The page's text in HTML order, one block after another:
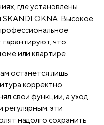
где установлены
SKANDI OKNA. Высокое
что
или квартире.
останется лишь
корректно
свои функции, а уход
регулярным: эти
надолго сохранить